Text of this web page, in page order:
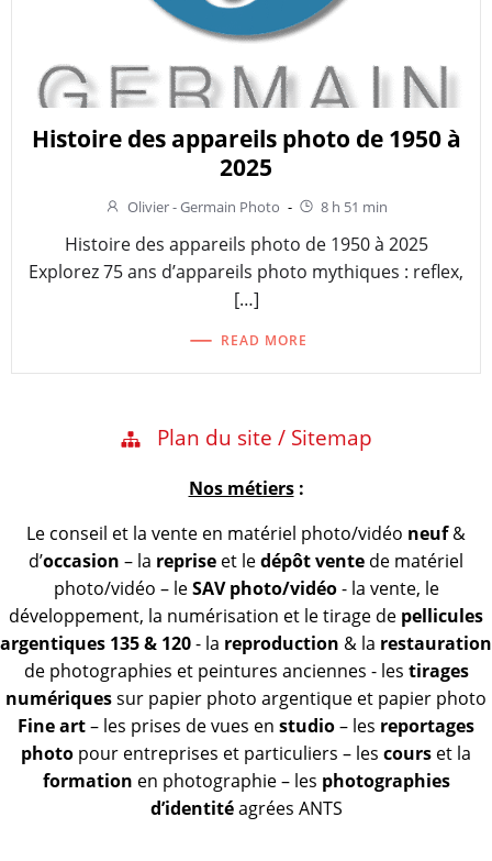
Histoire des appareils photo de 1950 à
2025
Olivier - Germain Photo - 8 h 51 min
Histoire des appareils photo de 1950 à 2025
Explorez 75 ans d’appareils photo mythiques : reflex,
[…]
READ MORE
Plan du site / Sitemap
Nos métiers:
Le conseil et la vente en matériel photo/vidéo neuf&
d’occasion – la reprise et ledépôt vente de matériel
photo/vidéo – leSAV photo/vidéo- la vente, le
développement, la numérisation et le tirage de pellicules
argentiques 135 & 120- la reproduction & la restauration
de photographies et peintures anciennes - les tirages
numériquessur papier photo argentique et papier photo
Fine art– les prises de vues en studio– les reportages
photo pour entreprises et particuliers – les cours et la
formation en photographie – les photographies
d’identitéagrées ANTS